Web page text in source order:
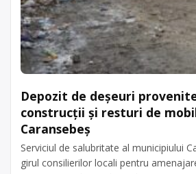
Depozit de deșeuri
construcții și resturi de
Caransebeș
Serviciul de salubritate al municipiului
girul consilierilor locali pentru